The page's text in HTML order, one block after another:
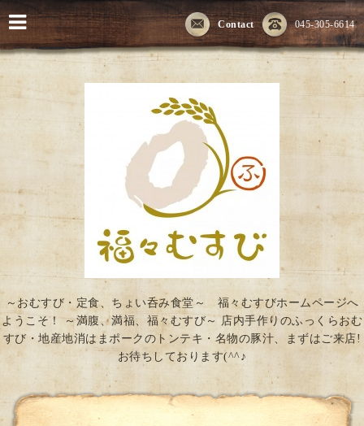
045-305-6614
Contact
～おむすび・定食、ちょい呑み食堂～ 福々むすびホームページへ
ようこそ！ ～満腹、満福、福々むすび～ 店内手作りのふっくらおむ
すび・地産地消はまポークのトンテキ・名物の豚汁、まずはご来店!
お待ちしております(^^♪